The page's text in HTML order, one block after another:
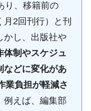
り、移籍前の
月2回刊行）と刊
かし、出版社や
体制やスケジュ
などに変化があ
業負担が軽減さ
例えば、編集部